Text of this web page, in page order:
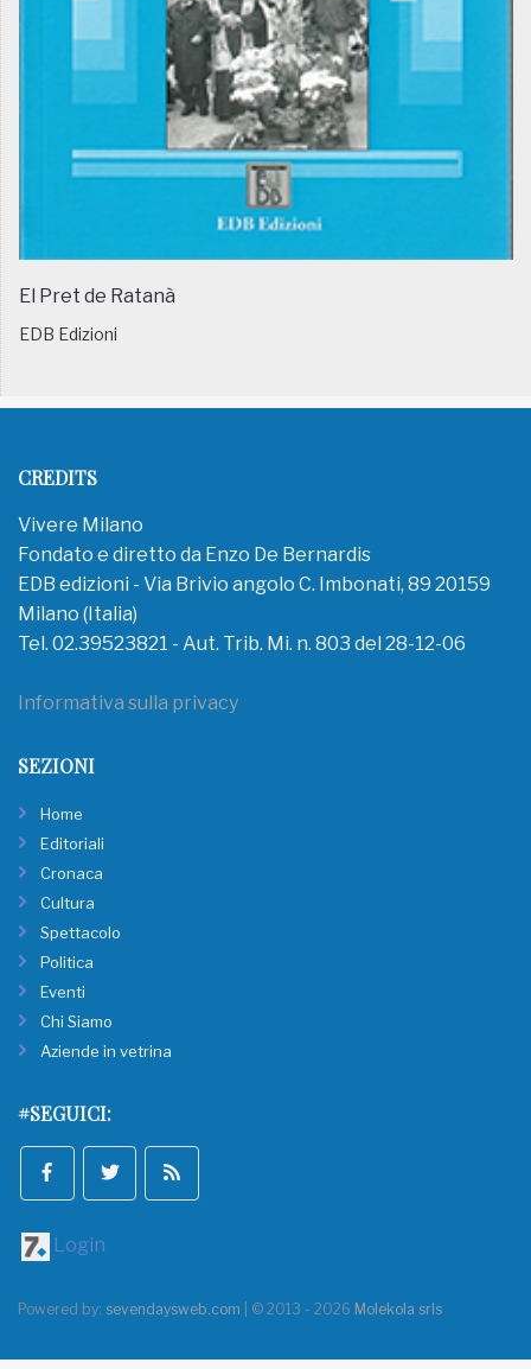
El Pret de Ratanà
EDB Edizioni
CREDITS
Vivere Milano
Fondato e diretto da Enzo De Bernardis
EDB edizioni - Via Brivio angolo C. Imbonati, 89 20159
Milano (Italia)
Tel. 02.39523821 - Aut. Trib. Mi. n. 803 del 28-12-06
Informativa sulla privacy
SEZIONI
Home
Editoriali
Cronaca
Cultura
Spettacolo
Politica
Eventi
Chi Siamo
Aziende in vetrina
#SEGUICI:
Login
Powered by: sevendaysweb.com | © 2013 - 2026 Molekola srls